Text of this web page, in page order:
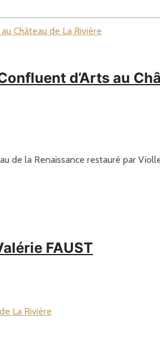
d’Arts au
de la Renaissance restauré par
FAUST